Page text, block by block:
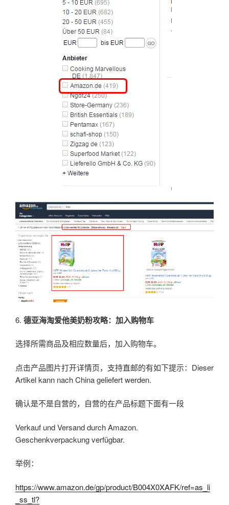
6. 德亚海淘爱他美奶粉攻略：加入购物车
选择所需商品及相应数量后，加入购物车。
点击产品图片打开详情页，支持直邮的有如下提示：Dieser
Artikel kann nach China geliefert werden.
确认是不是自营的，自营的在产品标题下面有一段
Verkauf und Versand durch Amazon.
Geschenkverpackung verfügbar.
举例：
https://www.amazon.de/gp/product/B004X0XAFK/ref=as_li
_ss_tl?